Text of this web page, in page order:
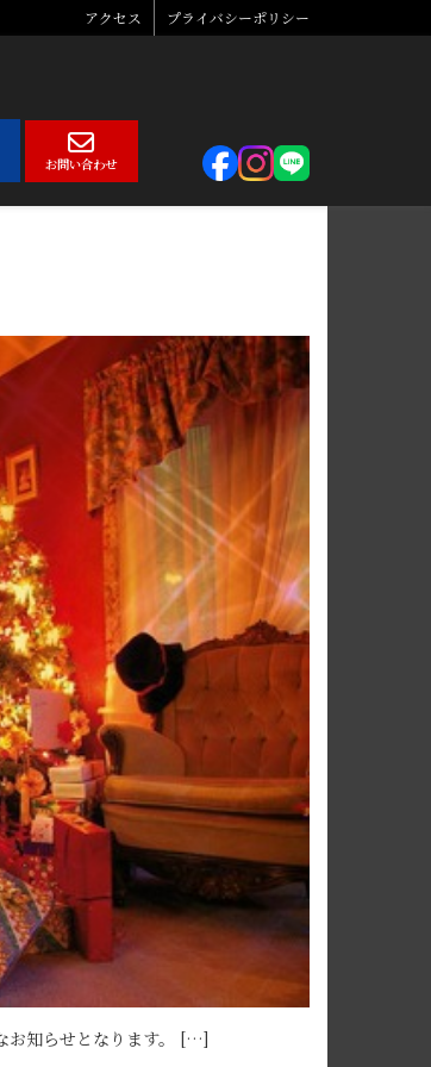
アクセス プライバシーポリシー
お問い合わせ
お知らせとなります。 […]